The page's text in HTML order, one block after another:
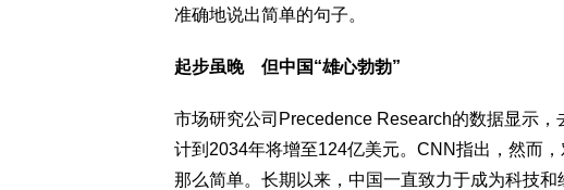
准确地说出简单的句子。
起步虽晚 但中国“雄心勃勃”
市场研究公司Precedence Research的数据显示
计到2034年将增至124亿美元。CNN指出，然而
那么简单。长期以来，中国一直致力于成为科技